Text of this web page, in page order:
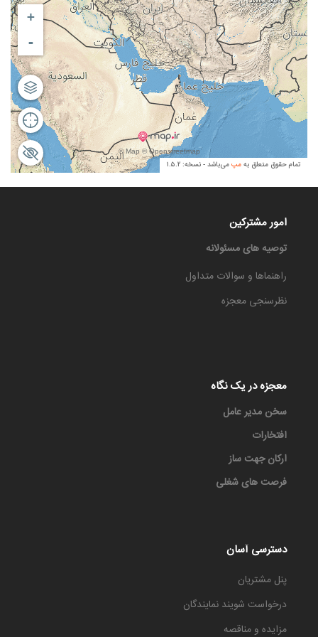
امور مشترکین
توصیه های مسئولانه
راهنماها و سوالات متداول
نظرسنجی معجزه
معجزه در یک نگاه
سخن مدیر عامل
افتخارات
ارکان جهت ساز
فرصت های شغلی
دسترسی آسان
پنل مشتریان
درخواست شویند نمایندگان
مزایده و مناقصه